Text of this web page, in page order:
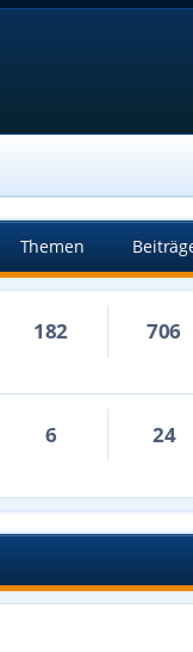
Themen
182 706
6 24